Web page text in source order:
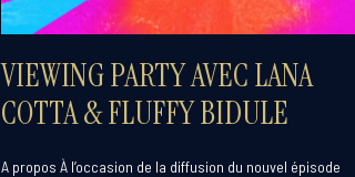
VIEWING PARTY AVEC LANA
COTTA & FLUFFY BIDULE
A propos À l’occasion de la diffusion du nouvel épisode